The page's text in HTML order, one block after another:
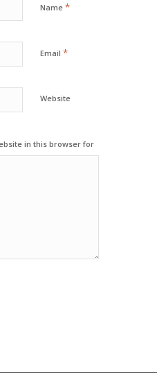
Name *
Email *
Website
in this browser for